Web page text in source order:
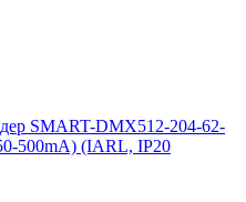
SMART-DMX512-204-62-
500mA) (IARL, IP20